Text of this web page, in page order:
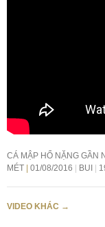
CÁ MẬP HỔ NẶNG GẦN
MÉT
01/08/2016 BUI
VIDEO KHÁC →